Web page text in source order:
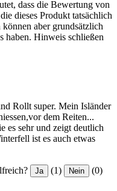
dass die Bewertung von
dieses Produkt tatsächlich
aber grundsätzlich
haben. Hinweis schließen
Rollt super. Mein Isländer
dem Reiten...
es sehr und zeigt deutlich
ist es auch etwas
Ja (1) Nein (0)